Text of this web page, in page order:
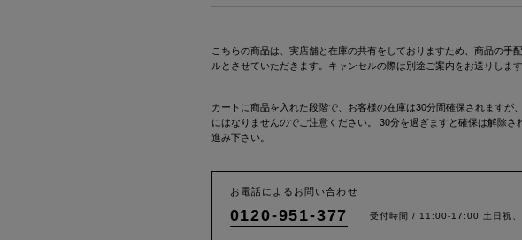
こちらの商品は、実店舗と在庫の共有をしておりますため、商品の手
ルとさせていただきます。キャンセルの際は別途ご案内をお送りしま
カートに商品を入れた段階で、お客様の在庫は30分間確保されますが
にはなりませんのでご注意ください。 30分を過ぎますと確保は解除さ
進み下さい。
お電話によるお問い合わせ
0120-951-377 受付時間 / 11:00-17:00 土日祝、